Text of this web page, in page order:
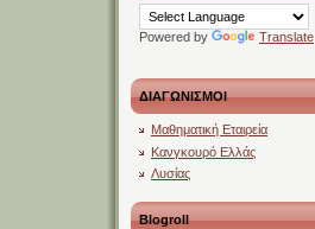
Powered by Translate
ΔΙΑΓΩΝΙΣΜΟΙ
Μαθηματική Εταιρεία
Κανγκουρό Ελλάς
Λυσίας
Blogroll